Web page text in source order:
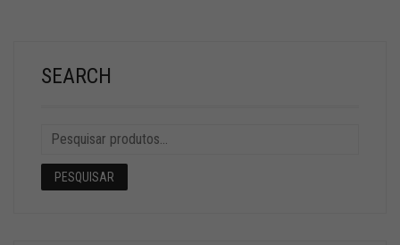
SEARCH
PESQUISAR